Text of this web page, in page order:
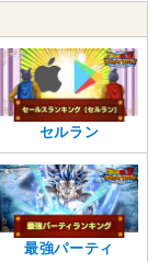
セルラン
最強パーティ